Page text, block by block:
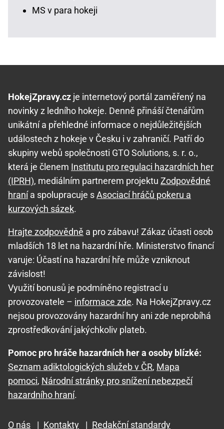
MS v para hokeji
HokejZpravy.cz je internetový portál zaměřený na
novinky z ledního hokeje. Denně přináší čtenářům
unikátní a přehledné informace o nejdůležitějších
událostech z hokeje v Česku i v zahraničí. Patří do
skupiny webů společnosti GTO Solutions, s. r. o.,
která je členem Institutu pro regulaci hazardních her
(IPRH), mediálním partnerem projektu Zodpovědné
hranía spolupracuje sAsociací hráčů pokeru a
kurzových sázek.
Hrajte zodpovědně a pro zábavu! Zákaz účasti osob
mladších 18 let na hazardní hře. Ministerstvo financí
varuje: Účastí na hazardní hře může vzniknout
závislost!
Využití bonusů je podmíněno registrací u
provozovatele – informace zde. Na HokejZpravy.cz
nejsou provozovány hazardní hry ani zde neprobíhá
zprostředkování jakýchkoliv plateb.
Pomoc pro hráče hazardních her a osoby blízké:
Seznam adiktologických služeb v ČR, Mapa
pomoci, Národní stránky pro snížení nebezpečí
hazardního hraní.
O nás | Kontakty | Redakční standardy